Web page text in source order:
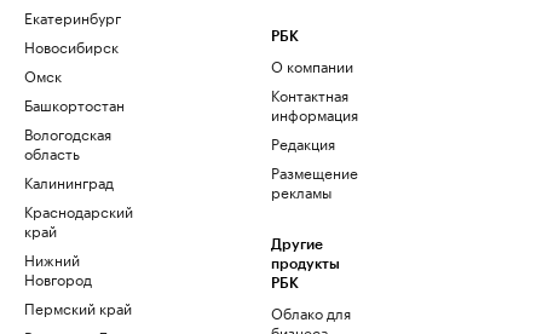
Екатеринбург
Новосибирск
Омск
Башкортостан
Вологодская
область
Калининград
Краснодарский
край
Нижний
Новгород
Пермский край
РБК
О компании
Контактная
информация
Редакция
Размещение
рекламы
Другие
продукты
РБК
Облако для